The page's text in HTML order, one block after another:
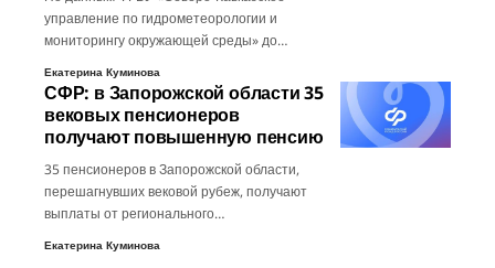
управление по гидрометеорологии и
мониторингу окружающей среды» до…
Екатерина Куминова
СФР: в Запорожской области 35
вековых пенсионеров
получают повышенную пенсию
35 пенсионеров в Запорожской области,
перешагнувших вековой рубеж, получают
выплаты от регионального…
Екатерина Куминова